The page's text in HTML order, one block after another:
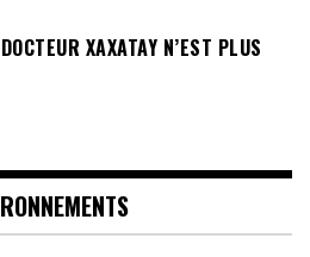
XAXATAY N’EST PLUS